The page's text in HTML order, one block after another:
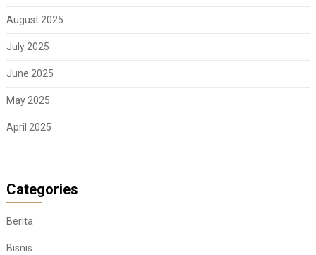
August 2025
July 2025
June 2025
May 2025
April 2025
Categories
Berita
Bisnis